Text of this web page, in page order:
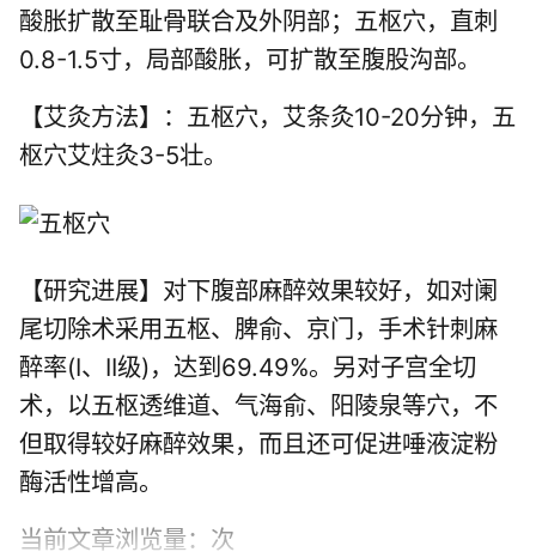
酸胀扩散至耻骨联合及外阴部；五枢穴，直刺
0.8-1.5寸，局部酸胀，可扩散至腹股沟部。
【艾灸方法】：五枢穴，艾条灸10-20分钟，五
枢穴艾炷灸3-5壮。
【研究进展】对下腹部麻醉效果较好，如对阑
尾切除术采用五枢、脾俞、京门，手术针刺麻
醉率(I、II级)，达到69.49%。另对子宫全切
术，以五枢透维道、气海俞、阳陵泉等穴，不
但取得较好麻醉效果，而且还可促进唾液淀粉
酶活性增高。
当前文章浏览量： 次